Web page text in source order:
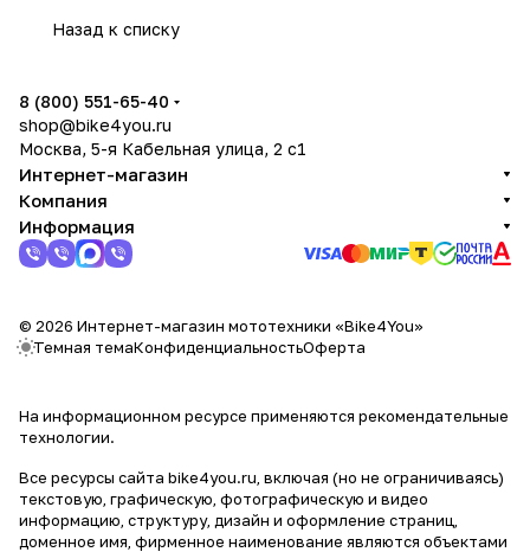
Назад к списку
8 (800) 551-65-40
shop@bike4you.ru
Москва, 5-я Кабельная улица, 2 с1
Интернет-магазин
Компания
Информация
© 2026 Интернет-магазин мототехники «Bike4You»
Темная темаКонфиденциальностьОферта
На информационном ресурсе применяются рекомендательные
технологии.
Все ресурсы сайта bike4you.ru, включая (но не ограничиваясь)
текстовую, графическую, фотографическую и видео
информацию, структуру, дизайн и оформление страниц,
доменное имя, фирменное наименование являются объектами